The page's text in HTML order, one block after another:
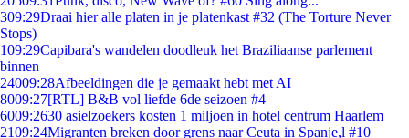
309:29Draai hier alle platen in je platenkast #32 (The Torture Never
Stops)
109:29Capibara's wandelen doodleuk het Braziliaanse parlement
binnen
24009:28Afbeeldingen die je gemaakt hebt met AI
8009:27[RTL] B&B vol liefde 6de seizoen #4
6009:2630 asielzoekers kosten 1 miljoen in hotel centrum Haarlem
2109:24Migranten breken door grens naar Ceuta in Spanje,l #10